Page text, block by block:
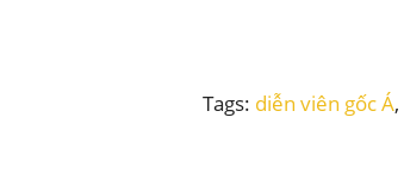
Tags: diễn viên gốc Á,